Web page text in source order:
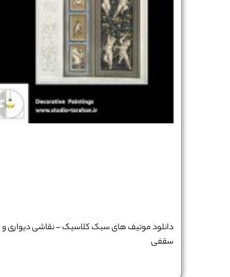
دانلود موتیف های سبک کلاسیک – نقاشی دیواری و
سقفی